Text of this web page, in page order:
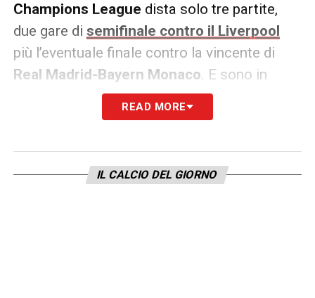
Champions League dista solo tre partite,
due gare di semifinale contro il Liverpool
più l’eventuale finale contro la vincente di
Real Madrid-Bayern Monaco. E sono in
tanti, adesso, a credere che davvero i
giallorossi possano puntare al bersaglio
READ MORE
IL CALCIO DEL GIORNO